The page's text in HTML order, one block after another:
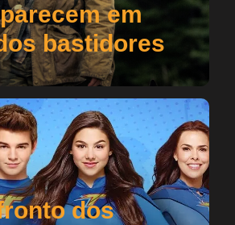
em
bastidores
dos